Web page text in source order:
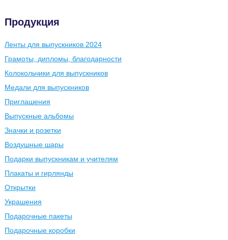
Продукция
Ленты для выпускников 2024
Грамоты, дипломы, благодарности
Колокольчики для выпускников
Медали для выпускников
Приглашения
Выпускные альбомы
Значки и розетки
Воздушные шары
Подарки выпускникам и учителям
Плакаты и гирлянды
Открытки
Украшения
Подарочные пакеты
Подарочные коробки